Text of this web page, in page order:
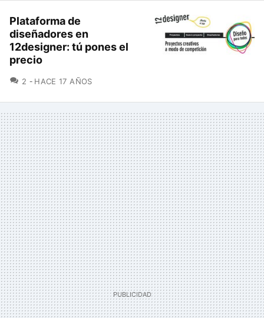
Plataforma de
diseñadores en
12designer: tú pones el
precio
2 COMENTARIOS
HACE 17 AÑOS